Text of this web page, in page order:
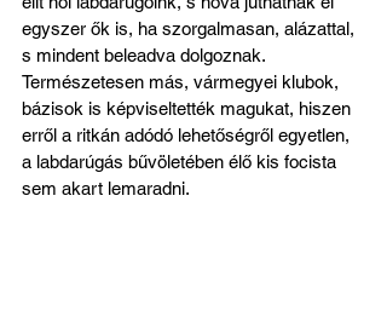
egyszer ők is, ha szorgalmasan, alázattal,
s mindent beleadva dolgoznak.
Természetesen más, vármegyei klubok,
bázisok is képviseltették magukat, hiszen
erről a ritkán adódó lehetőségről egyetlen,
a labdarúgás bűvöletében élő kis focista
sem akart lemaradni.